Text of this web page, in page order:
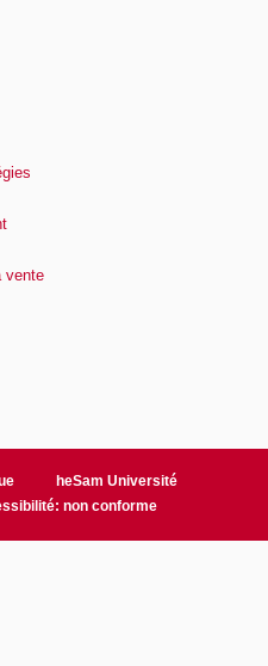
vente
heSam Université
non conforme